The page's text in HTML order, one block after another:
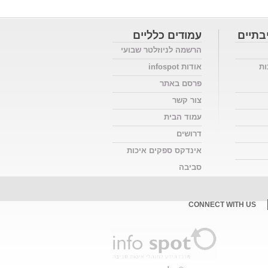
עמודים כלליים
הרשמה לניוזלטר שבועי
אודות infospot
פרסם באתר
צור קשר
עמוד הבית
דרושים
אינדקס ספקים איכות
סביבה
CONNECT WITH US